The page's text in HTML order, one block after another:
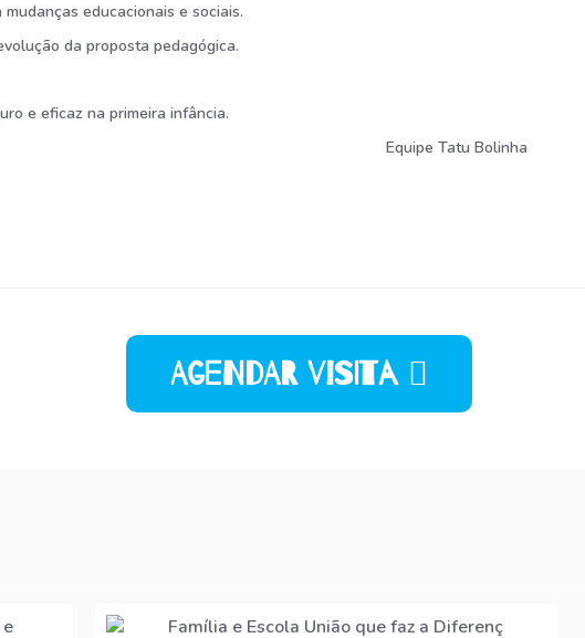
educacionais e sociais.
da proposta pedagógica.
e eficaz na primeira infância.
Equipe Tatu Bolinha
Agendar Visita